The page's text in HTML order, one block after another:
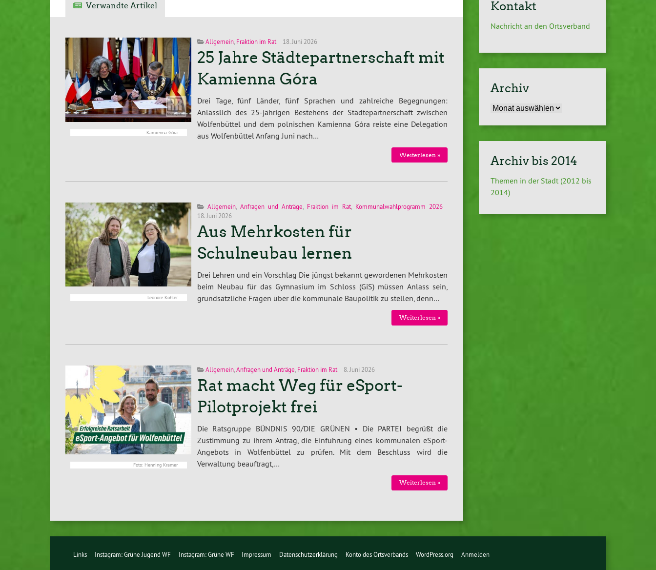
Verwandte Artikel
Kamienna Góra
Allgemein, Fraktion im Rat 18. Juni 2026
25 Jahre Städtepartnerschaft mit
Kamienna Góra
Drei Tage, fünf Länder, fünf Sprachen und zahlreiche Begegnungen:
Anlässlich des 25-jährigen Bestehens der Städtepartnerschaft zwischen
Wolfenbüttel und dem polnischen Kamienna Góra reiste eine Delegation
aus Wolfenbüttel Anfang Juni nach…
Weiterlesen »
Leonore Köhler
Allgemein, Anfragen und Anträge, Fraktion im Rat, Kommunalwahlprogramm 2026
18. Juni 2026
Aus Mehrkosten für
Schulneubau lernen
Drei Lehren und ein Vorschlag Die jüngst bekannt gewordenen Mehrkosten
beim Neubau für das Gymnasium im Schloss (GiS) müssen Anlass sein,
grundsätzliche Fragen über die kommunale Baupolitik zu stellen, denn…
Weiterlesen »
Foto: Henning Kramer
Allgemein, Anfragen und Anträge Fraktion im Rat 8. Juni 2026
Rat macht Weg für eSport-
Pilotprojekt frei
Die Ratsgruppe BÜNDNIS 90/DIE GRÜNEN • Die PARTEI begrüßt die
Zustimmung zu ihrem Antrag, die Einführung eines kommunalen eSport-
Angebots in Wolfenbüttel zu prüfen. Mit dem Beschluss wird die
Verwaltung beauftragt,…
Weiterlesen »
Kontakt
Nachricht an den Ortsverband
Archiv
Archiv
Archiv bis 2014
Themen in der Stadt (2012 bis
2014)
Links Instagram: Grüne Jugend WF Instagram: Grüne WF Impressum Datenschutzerklärung Konto des Ortsverbands WordPress.org Anmelden